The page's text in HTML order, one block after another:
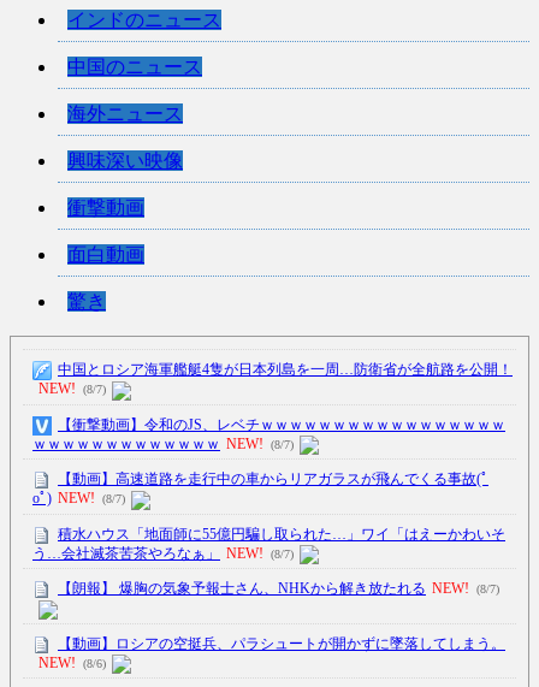
インドのニュース
中国のニュース
海外ニュース
興味深い映像
衝撃動画
面白動画
驚き
中国とロシア海軍艦艇4隻が日本列島を一周…防衛省が全航路を公開！
NEW!
(8/7)
【衝撃動画】令和のJS、レベチｗｗｗｗｗｗｗｗｗｗｗｗｗｗｗｗｗ
ｗｗｗｗｗｗｗｗｗｗｗｗｗ NEW! (8/7)
【動画】高速道路を走行中の車からリアガラスが飛んでくる事故(ﾟ
oﾟ) NEW! (8/7)
積水ハウス「地面師に55億円騙し取られた…」ワイ「はえーかわいそ
う…会社滅茶苦茶やろなぁ」
NEW! (8/7)
【朗報】 爆胸の気象予報士さん、NHKから解き放たれる NEW! (8/7)
【動画】ロシアの空挺兵、パラシュートが開かずに墜落してしまう。
NEW!
(8/6)